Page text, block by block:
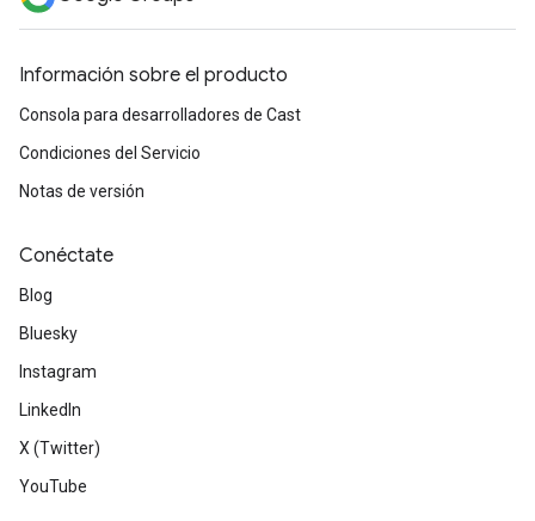
Información sobre el producto
Consola para desarrolladores de Cast
Condiciones del Servicio
Notas de versión
Conéctate
Blog
Bluesky
Instagram
LinkedIn
X (Twitter)
YouTube